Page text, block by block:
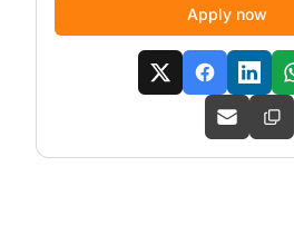
Apply now